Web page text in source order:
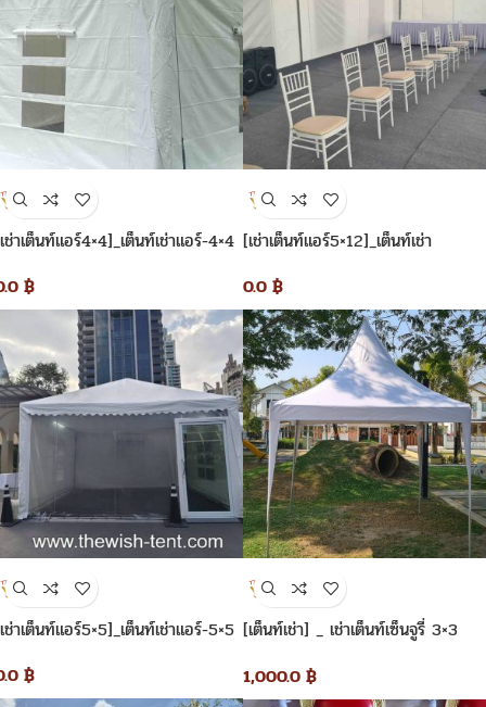
ช่าเต็นท์แอร์4×4]_เต็นท์เช่าแอร์-4×4
฿
[เช่าเต็นท์แอร์5×12]_เต็นท์เช่า
0.0 ฿
ช่าเต็นท์แอร์5×5]_เต็นท์เช่าแอร์-5×5
฿
[เต็นท์เช่า] _ เช่าเต็นท์เซ็นจูรี่ 3×3
1,000.0 ฿